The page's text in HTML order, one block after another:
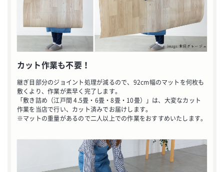
カット作業も不要！
継ぎ目部分のジョイント処理が減るので、92cm幅のマットを何枚も
敷くより、作業が素早く完了します。
「敷き詰め（江戸間 4.5畳・6畳・8畳・10畳）」は、大変なカット
作業を当店で行い、カット済みでお届けします。
※マットの重量があるので二人以上での作業をおすすめいたします。